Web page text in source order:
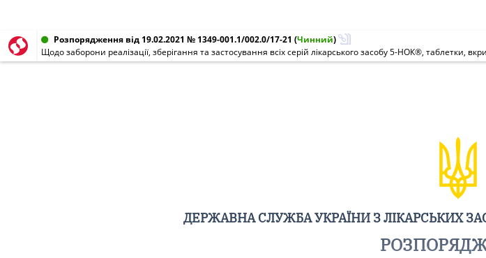
Розпорядження від 19.02.2021 № 1349-001.1/002.0/17-21 (Чинний)
ДЕРЖАВНА СЛУЖБА УКРАЇНИ З ЛІКАРСЬКИХ